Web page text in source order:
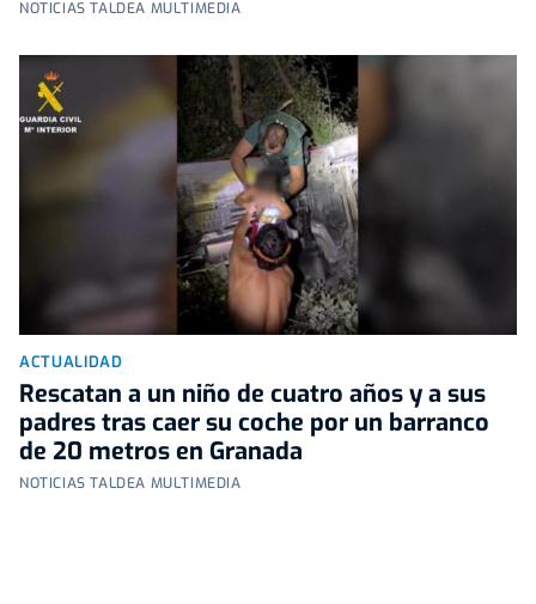
NOTICIAS TALDEA MULTIMEDIA
ACTUALIDAD
Rescatan a un niño de cuatro años y a sus
padres tras caer su coche por un barranco
de 20 metros en Granada
NOTICIAS TALDEA MULTIMEDIA